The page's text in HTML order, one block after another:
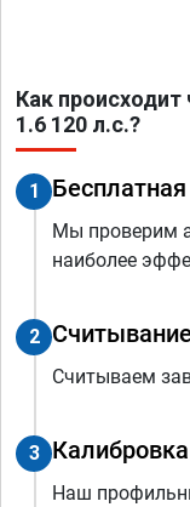
Как
1.6 120 л.с.?
1
Мы проверим
наиболее
2 Считывание
Считываем
3 Калибровка
Наш